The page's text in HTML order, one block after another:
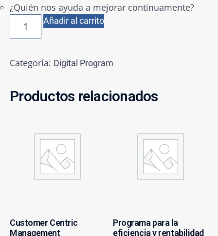
¿Quién nos ayuda a mejorar continuamente?
Añadir al carrito
Categoría: Digital Program
Productos relacionados
Customer Centric
Management
Programa para la
eficiencia y rentabilidad